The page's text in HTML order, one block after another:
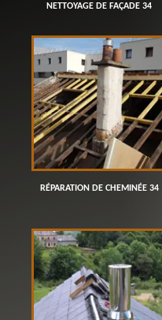
NETTOYAGE DE FAÇADE 34
RÉPARATION DE CHEMINÉE 34